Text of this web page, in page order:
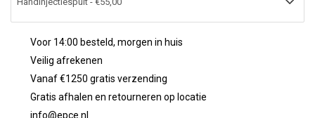
Voor 14:00 besteld, morgen in huis
Veilig afrekenen
Vanaf €1250 gratis verzending
Gratis afhalen en retourneren op locatie
info@epce.nl